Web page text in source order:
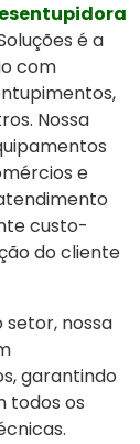
é a
com
Nossa
e
custo-
do cliente
setor, nossa
garantindo
todos os